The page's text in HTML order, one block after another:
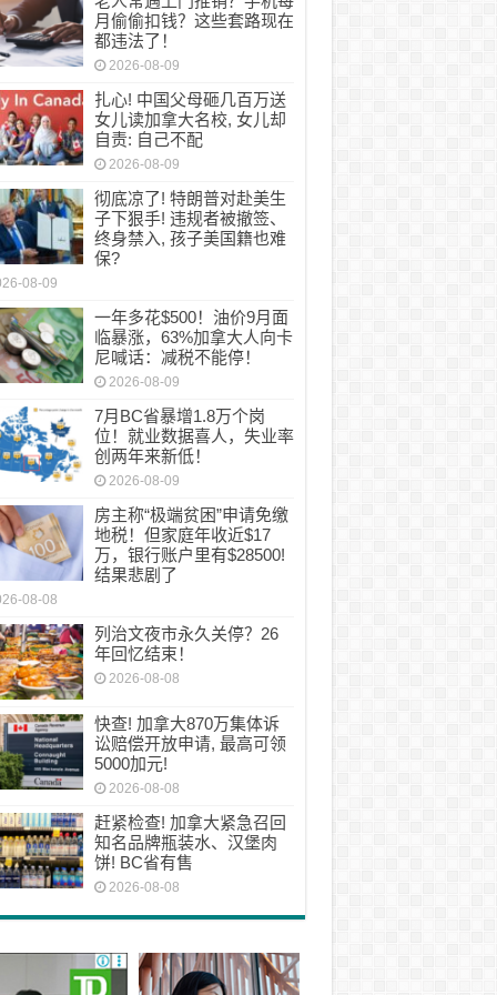
月偷偷扣钱？这些套路现在
都违法了！
2026-08-09
扎心! 中国父母砸几百万送
女儿读加拿大名校, 女儿却
自责: 自己不配
2026-08-09
彻底凉了! 特朗普对赴美生
子下狠手! 违规者被撤签、
终身禁入, 孩子美国籍也难
保?
08-09
一年多花$500！油价9月面
临暴涨，63%加拿大人向卡
尼喊话：减税不能停！
2026-08-09
7月BC省暴增1.8万个岗
位！就业数据喜人，失业率
创两年来新低！
2026-08-09
房主称“极端贫困”申请免缴
地税！但家庭年收近$17
万，银行账户里有$28500!
结果悲剧了
08-08
列治文夜市永久关停？26
年回忆结束！
2026-08-08
快查! 加拿大870万集体诉
讼赔偿开放申请, 最高可领
5000加元!
2026-08-08
赶紧检查! 加拿大紧急召回
知名品牌瓶装水、汉堡肉
饼! BC省有售
2026-08-08